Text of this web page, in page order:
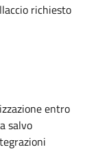
richiesto
entro
salvo